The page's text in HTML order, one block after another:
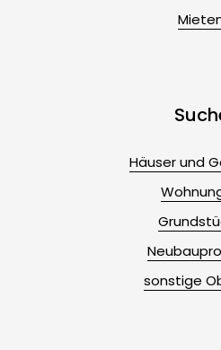
Häuser und
sonstige